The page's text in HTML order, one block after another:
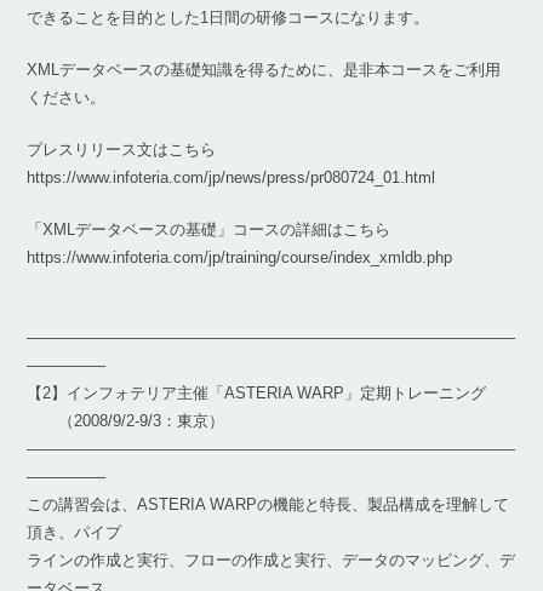
できることを目的とした1日間の研修コースになります。
XMLデータベースの基礎知識を得るために、是非本コースをご利用
ください。
プレスリリース文はこちら
https://www.infoteria.com/jp/news/press/pr080724_01.html
「XMLデータベースの基礎」コースの詳細はこちら
https://www.infoteria.com/jp/training/course/index_xmldb.php
―――――――――――――――――――――――――――――――
―――――
【2】インフォテリア主催「ASTERIA WARP」定期トレーニング
（2008/9/2-9/3：東京）
―――――――――――――――――――――――――――――――
―――――
この講習会は、ASTERIA WARPの機能と特長、製品構成を理解して
頂き、パイプ
ラインの作成と実行、フローの作成と実行、データのマッピング、デ